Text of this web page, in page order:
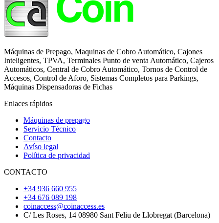
Máquinas de Prepago, Maquinas de Cobro Automático, Cajones
Inteligentes, TPVA, Terminales Punto de venta Automático, Cajeros
Automáticos, Central de Cobro Automático, Tornos de Control de
Accesos, Control de Aforo, Sistemas Completos para Parkings,
Máquinas Dispensadoras de Fichas
Enlaces rápidos
Máquinas de prepago
Servicio Técnico
Contacto
Avíso legal
Política de privacidad
CONTACTO
+34 936 660 955
+34 676 089 198
coinaccess@coinaccess.es
C/ Les Roses, 14 08980 Sant Feliu de Llobregat (Barcelona)